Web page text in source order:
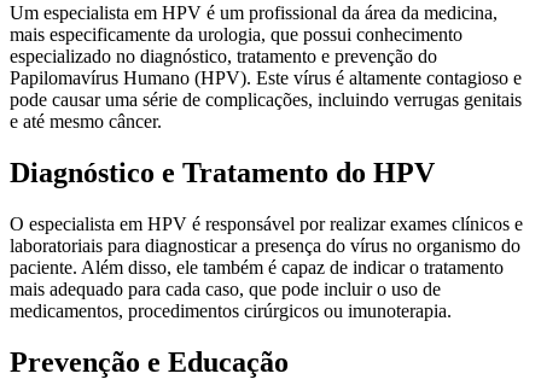
Um especialista em HPV é um profissional da área da medicina,
mais especificamente da urologia, que possui conhecimento
especializado no diagnóstico, tratamento e prevenção do
Papilomavírus Humano (HPV). Este vírus é altamente contagioso e
pode causar uma série de complicações, incluindo verrugas genitais
e até mesmo câncer.
Diagnóstico e Tratamento do HPV
O especialista em HPV é responsável por realizar exames clínicos e
laboratoriais para diagnosticar a presença do vírus no organismo do
paciente. Além disso, ele também é capaz de indicar o tratamento
mais adequado para cada caso, que pode incluir o uso de
medicamentos, procedimentos cirúrgicos ou imunoterapia.
Prevenção e Educação